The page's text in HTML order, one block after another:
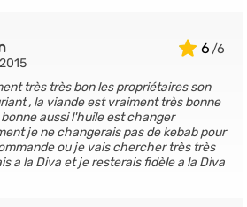
6
très très bon les propriétaires son
, la viande est vraiment très bonne
aussi l'huile est changer
je ne changerais pas de kebab pour
ou je vais chercher très très
a la Diva et je resterais fidèle a la Diva